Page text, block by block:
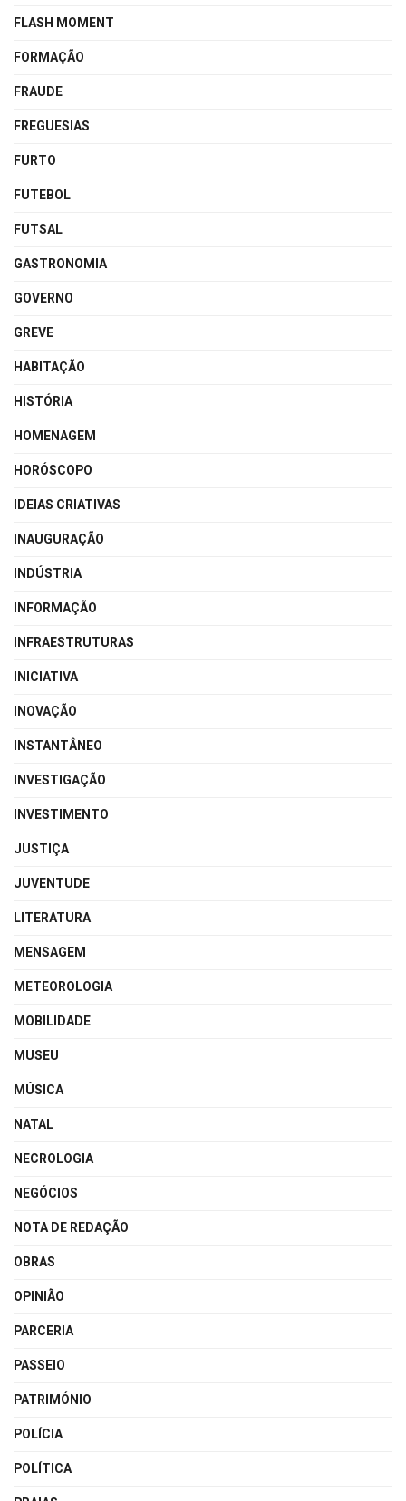
FLASH MOMENT
FORMAÇÃO
FRAUDE
FREGUESIAS
FURTO
FUTEBOL
FUTSAL
GASTRONOMIA
GOVERNO
GREVE
HABITAÇÃO
HISTÓRIA
HOMENAGEM
HORÓSCOPO
IDEIAS CRIATIVAS
INAUGURAÇÃO
INDÚSTRIA
INFORMAÇÃO
INFRAESTRUTURAS
INICIATIVA
INOVAÇÃO
INSTANTÂNEO
INVESTIGAÇÃO
INVESTIMENTO
JUSTIÇA
JUVENTUDE
LITERATURA
MENSAGEM
METEOROLOGIA
MOBILIDADE
MUSEU
MÚSICA
NATAL
NECROLOGIA
NEGÓCIOS
NOTA DE REDAÇÃO
OBRAS
OPINIÃO
PARCERIA
PASSEIO
PATRIMÓNIO
POLÍCIA
POLÍTICA